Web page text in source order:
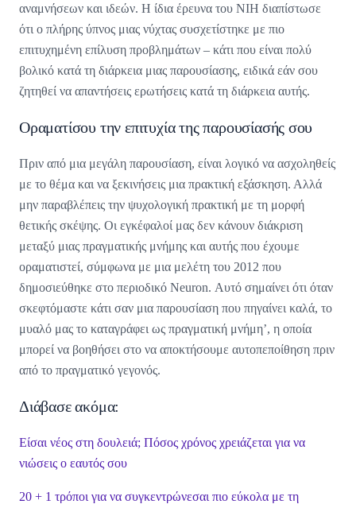
αναμνήσεων και ιδεών. Η ίδια έρευνα του NIH διαπίστωσε
ότι ο πλήρης ύπνος μιας νύχτας συσχετίστηκε με πιο
επιτυχημένη επίλυση προβλημάτων – κάτι που είναι πολύ
βολικό κατά τη διάρκεια μιας παρουσίασης, ειδικά εάν σου
ζητηθεί να απαντήσεις ερωτήσεις κατά τη διάρκεια αυτής.
Οραματίσου την επιτυχία της παρουσίασής σου
Πριν από μια μεγάλη παρουσίαση, είναι λογικό να ασχοληθείς
με το θέμα και να ξεκινήσεις μια πρακτική εξάσκηση. Αλλά
μην παραβλέπεις την ψυχολογική πρακτική με τη μορφή
θετικής σκέψης. Οι εγκέφαλοί μας δεν κάνουν διάκριση
μεταξύ μιας πραγματικής μνήμης και αυτής που έχουμε
οραματιστεί, σύμφωνα με μια μελέτη του 2012 που
δημοσιεύθηκε στο περιοδικό Neuron. Αυτό σημαίνει ότι όταν
σκεφτόμαστε κάτι σαν μια παρουσίαση που πηγαίνει καλά, το
μυαλό μας το καταγράφει ως πραγματική μνήμη’, η οποία
μπορεί να βοηθήσει στο να αποκτήσουμε αυτοπεποίθηση πριν
από το πραγματικό γεγονός.
Διάβασε ακόμα:
Είσαι νέος στη δουλειά; Πόσος χρόνος χρειάζεται για να
νιώσεις ο εαυτός σου
20 + 1 τρόποι για να συγκεντρώνεσαι πιο εύκολα με τη